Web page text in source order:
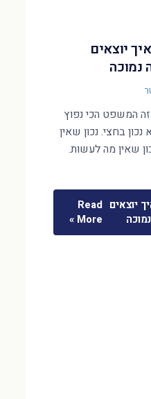
יוצאים
נמוכה
זה המשפט הכי נפוץ
בחצי. נכון שאין
שאין מה לעשות.
יוצאים Read
More »